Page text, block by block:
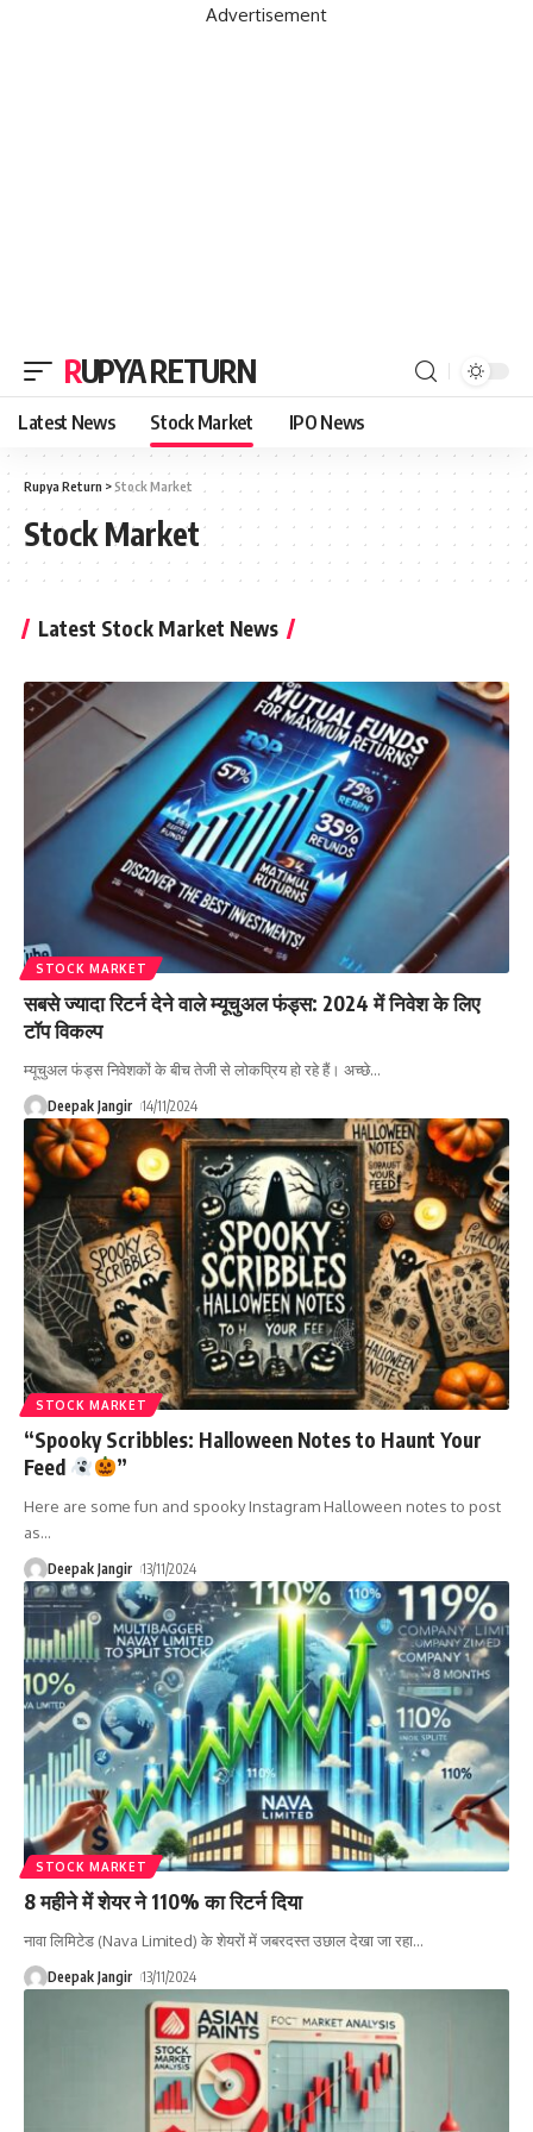
Advertisement
RUPYA RETURN
Latest News Stock Market IPO News
Rupya Return >Stock Market
Stock Market
Latest Stock Market News
STOCK MARKET
सबसे ज्यादा रिटर्न देने वाले म्यूचुअल फंड्स: 2024 में निवेश के लिए
टॉप विकल्प
म्यूचुअल फंड्स निवेशकों के बीच तेजी से लोकप्रिय हो रहे हैं। अच्छे…
Deepak Jangir 14/11/2024
STOCK MARKET
“Spooky Scribbles: Halloween Notes to Haunt Your
Feed
”
Here are some fun and spooky Instagram Halloween notes to post
as…
Deepak Jangir 13/11/2024
STOCK MARKET
8 महीने में शेयर ने 110% का रिटर्न दिया
नावा लिमिटेड (Nava Limited) के शेयरों में जबरदस्त उछाल देखा जा रहा…
Deepak Jangir 13/11/2024